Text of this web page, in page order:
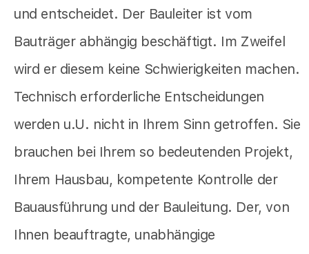
und entscheidet. Der Bauleiter ist vom
Bauträger abhängig beschäftigt. Im Zweifel
wird er diesem keine Schwierigkeiten machen.
Technisch erforderliche Entscheidungen
werden u.U. nicht in Ihrem Sinn getroffen. Sie
brauchen bei Ihrem so bedeutenden Projekt,
Ihrem Hausbau, kompetente Kontrolle der
Bauausführung und der Bauleitung. Der, von
Ihnen beauftragte, unabhängige